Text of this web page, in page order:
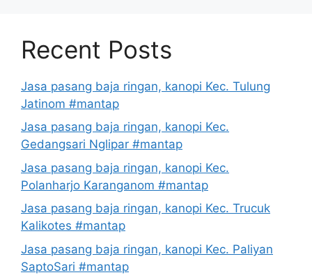
Recent Posts
Jasa pasang baja ringan, kanopi Kec. Tulung
Jatinom #mantap
Jasa pasang baja ringan, kanopi Kec.
Gedangsari Nglipar #mantap
Jasa pasang baja ringan, kanopi Kec.
Polanharjo Karanganom #mantap
Jasa pasang baja ringan, kanopi Kec. Trucuk
Kalikotes #mantap
Jasa pasang baja ringan, kanopi Kec. Paliyan
SaptoSari #mantap